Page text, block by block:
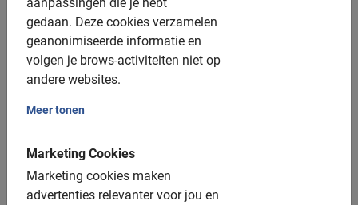
gedaan. Deze cookies verzamelen
geanonimiseerde informatie en
volgen je brows-activiteiten niet op
andere websites.
Meer tonen
Marketing Cookies
Marketing cookies maken
advertenties relevanter voor jou en
Dit is wat onze klanten leuk vinden
Palermo Fietstour: de Highlights
Antonio was een geweldige kerel, vol